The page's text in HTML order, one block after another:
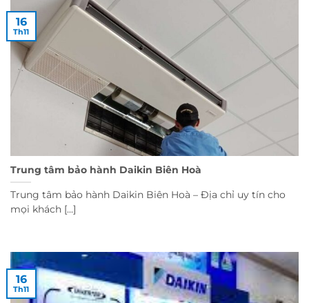
Trung tâm bảo hành Daikin Biên Hoà
Trung tâm bảo hành Daikin Biên Hoà – Địa chỉ uy tín cho
mọi khách [...]
16
Th11
16
Th11